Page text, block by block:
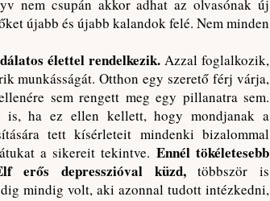
nem csupán akkor adhat az olvasónak új
újabb és újabb kalandok felé. Nem minden
élettel rendelkezik. Azzal foglalkozik,
munkásságát. Otthon egy szerető férj várja,
sem rengett meg egy pillanatra sem.
is, ha ez ellen kellett, hogy mondjanak a
tett kísérleteit mindenki bizalommal
a sikereit tekintve. Ennél tökéletesebb
erős depresszióval küzd,többször is
mindig volt, aki azonnal tudott intézkedni,